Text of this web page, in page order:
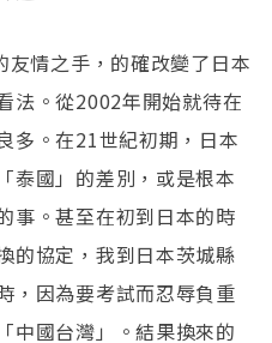
情之手，的確改變了日本
法。從2002年開始就待在
多。在21世紀初期，日本
泰國」的差別，或是根本
事。甚至在初到日本的時
的協定，我到日本茨城縣
，因為要考試而忍辱負重
中國台灣」。結果換來的